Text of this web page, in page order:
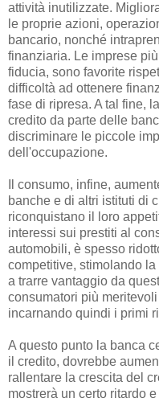
attività inutilizzate.
le proprie azioni,
bancario, nonché
finanziaria. Le imprese
fiducia, sono favorite
difficoltà ad ottenere
fase di ripresa. A tal fine,
credito da parte delle
discriminare le piccole
dell'occupazione.
Il consumo, infine,
banche e di altri istituti di
riconquistano il loro
interessi sui prestiti al
automobili, è spesso
competitive, stimolando
a trarre vantaggio da
consumatori più
incarnando quindi i primi
A questo punto la banca
il credito, dovrebbe
rallentare la crescita del
mostrerà un certo ritardo